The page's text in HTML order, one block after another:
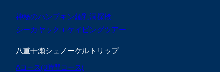
神秘のパンプキン鍾乳洞探検
シーカヤック＋ケイビングツアー
八重干瀬シュノーケルトリップ
Aコース(3時間コース)